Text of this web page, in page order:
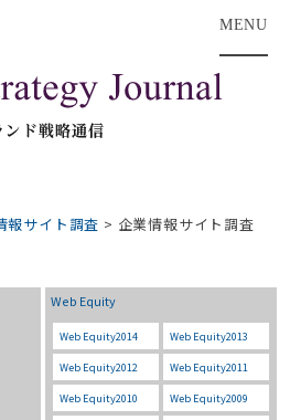
MENU
報サイト調査 > 企業情報サイト調査
Web Equity
Web Equity2014
Web Equity2013
Web Equity2012
Web Equity2011
Web Equity2010
Web Equity2009